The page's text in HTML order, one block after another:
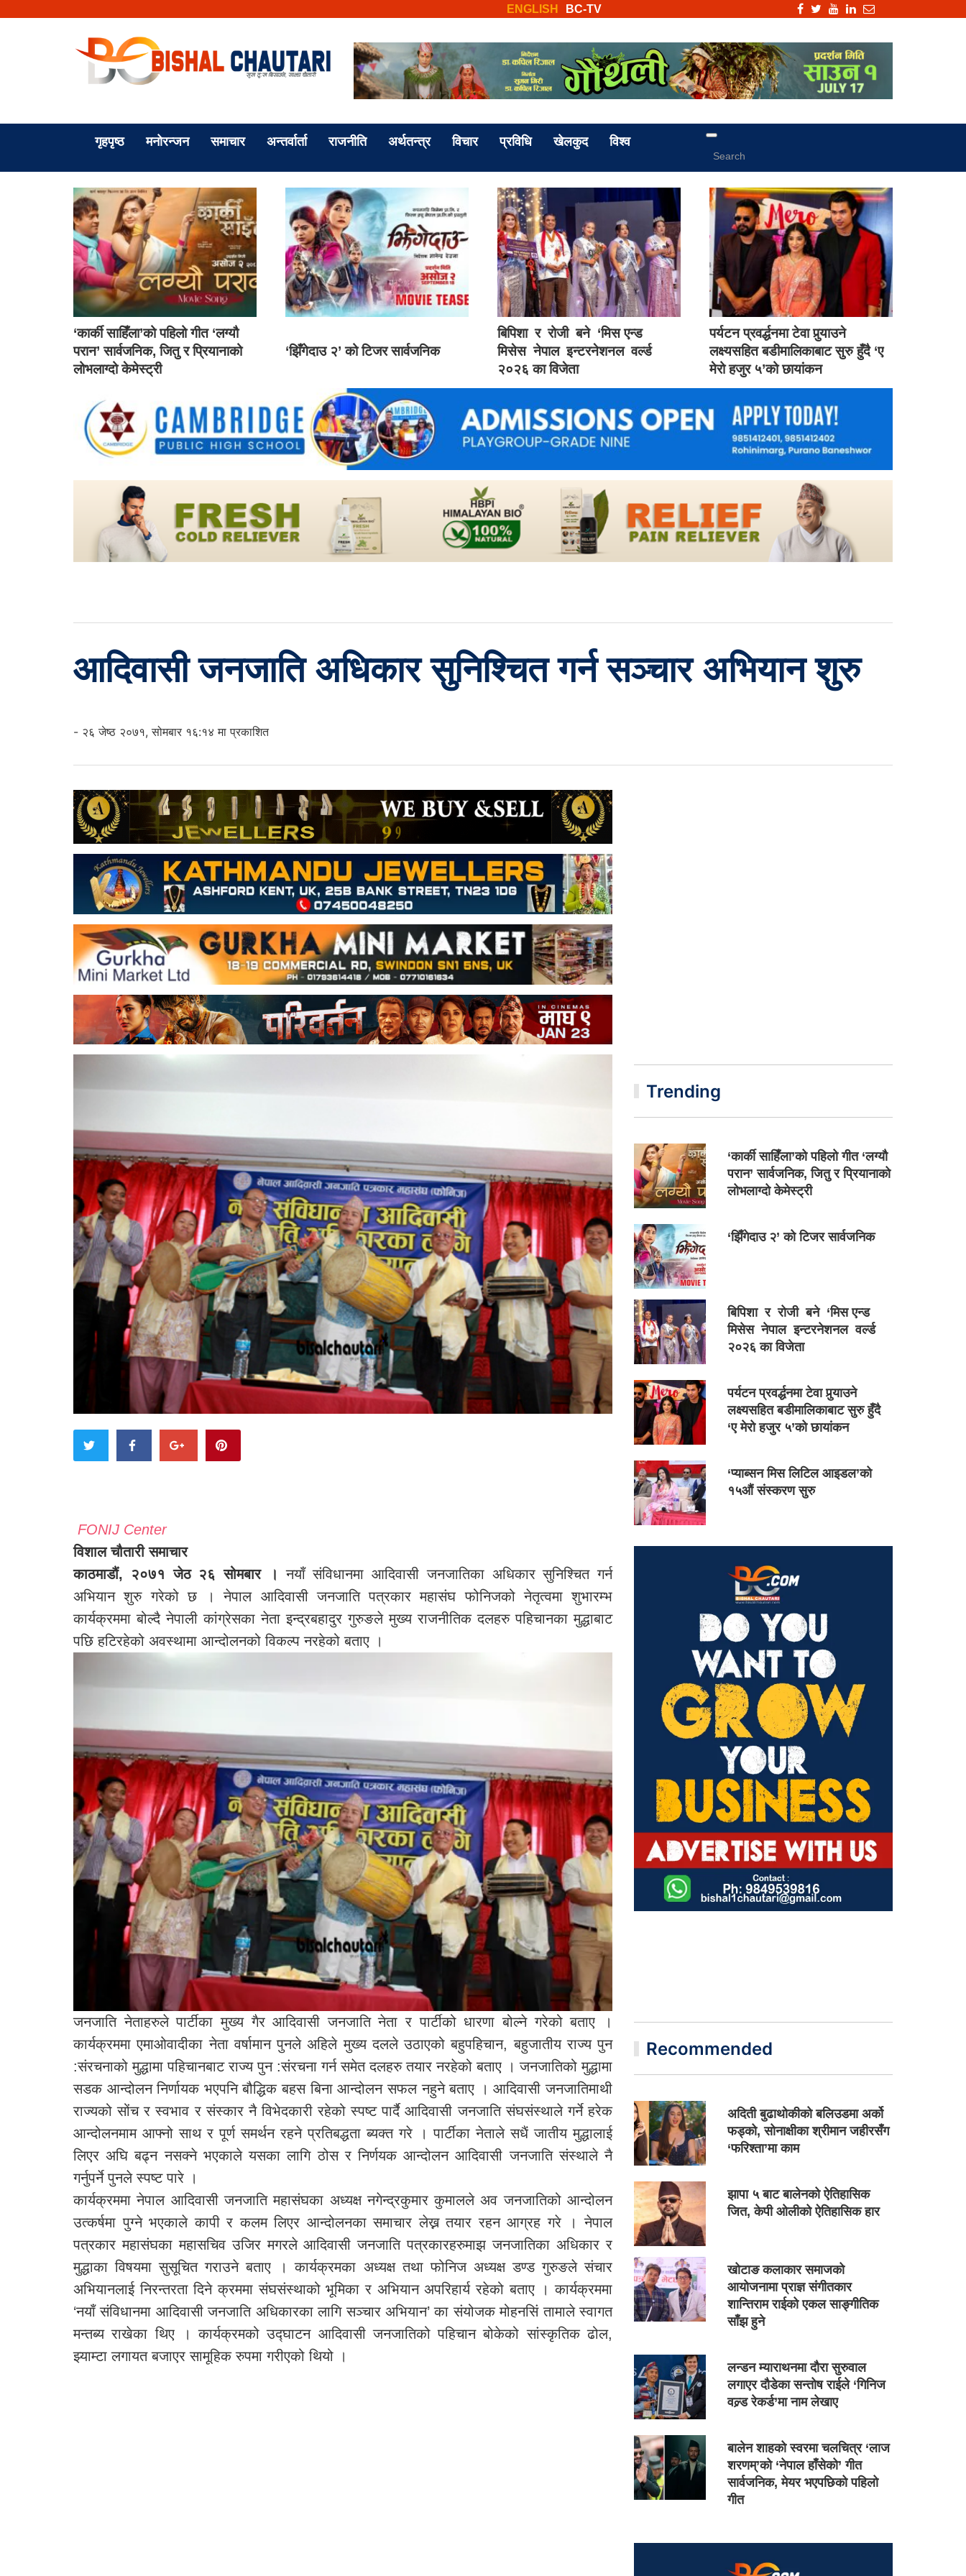
BC-TV
ENGLISH
गृहपृष्ठ मनोरन्जन समाचार अन्तर्वार्ता राजनीति अर्थतन्त्र विचार प्रविधि खेलकुद विश्व
‘कार्की साहिँला’को पहिलो गीत ‘लग्यौ
परान’ सार्वजनिक, जितु र प्रियानाको
लोभलाग्दो केमेस्ट्री
‘झिँगेदाउ २’ को टिजर सार्वजनिक
बिपिशा र रोजी बने ‘मिस एन्ड
मिसेस नेपाल इन्टरनेशनल वर्ल्ड
२०२६ का विजेता
पर्यटन प्रवर्द्धनमा टेवा पुर्‍याउने
लक्ष्यसहित बडीमालिकाबाट सुरु हुँदै ‘ए
मेरो हजुर ५’को छायांकन
आदिवासी जनजाति अधिकार सुनिश्चित गर्न सञ्चार अभियान शुरु
- २६ जेष्ठ २०७१, सोमबार १६:१४ मा प्रकाशित
FONIJ Center
विशाल चौतारी समाचार
काठमाडौं, २०७१ जेठ २६ सोमबार । नयाँ संविधानमा आदिवासी जनजातिका अधिकार सुनिश्चित गर्न
अभियान शुरु गरेको छ । नेपाल आदिवासी जनजाति पत्रकार महासंघ फोनिजको नेतृत्वमा शुभारम्भ
कार्यक्रममा बोल्दै नेपाली कांग्रेसका नेता इन्द्रबहादुर गुरुङले मुख्य राजनीतिक दलहरु पहिचानका मुद्धाबाट
पछि हटिरहेको अवस्थामा आन्दोलनको विकल्प नरहेको बताए ।
जनजाति नेताहरुले पार्टीका मुख्य गैर आदिवासी जनजाति नेता र पार्टीको धारणा बोल्ने गरेको बताए ।
कार्यक्रममा एमाओवादीका नेता वर्षामान पुनले अहिले मुख्य दलले उठाएको बहुपहिचान, बहुजातीय राज्य पुन
:संरचनाको मुद्धामा पहिचानबाट राज्य पुन :संरचना गर्न समेत दलहरु तयार नरहेको बताए । जनजातिको मुद्धामा
सडक आन्दोलन निर्णायक भएपनि बौद्धिक बहस बिना आन्दोलन सफल नहुने बताए । आदिवासी जनजातिमाथी
राज्यको सोंच र स्वभाव र संस्कार नै विभेदकारी रहेको स्पष्ट पार्दै आदिवासी जनजाति संघसंस्थाले गर्ने हरेक
आन्दोलनमाम आफ्नो साथ र पूर्ण समर्थन रहने प्रतिबद्धता ब्यक्त गरे । पार्टीका नेताले सधैं जातीय मुद्धालाई
लिएर अघि बढ्न नसक्ने भएकाले यसका लागि ठोस र निर्णयक आन्दोलन आदिवासी जनजाति संस्थाले नै
गर्नुपर्ने पुनले स्पष्ट पारे ।
कार्यक्रममा नेपाल आदिवासी जनजाति महासंघका अध्यक्ष नगेन्द्रकुमार कुमालले अव जनजातिको आन्दोलन
उत्कर्षमा पुग्ने भएकाले कापी र कलम लिएर आन्दोलनका समाचार लेख्न तयार रहन आग्रह गरे । नेपाल
पत्रकार महासंघका महासचिव उजिर मगरले आदिवासी जनजाति पत्रकारहरुमाझ जनजातिका अधिकार र
मुद्धाका विषयमा सुसूचित गराउने बताए । कार्यक्रमका अध्यक्ष तथा फोनिज अध्यक्ष डण्ड गुरुङले संचार
अभियानलाई निरन्तरता दिने क्रममा संघसंस्थाको भूमिका र अभियान अपरिहार्य रहेको बताए । कार्यक्रममा
‘नयाँ संविधानमा आदिवासी जनजाति अधिकारका लागि सञ्चार अभियान’ का संयोजक मोहनसिं तामाले स्वागत
मन्तब्य राखेका थिए । कार्यक्रमको उद्घाटन आदिवासी जनजातिको पहिचान बोकेको सांस्कृतिक ढोल,
झ्याम्टा लगायत बजाएर सामूहिक रुपमा गरीएको थियो ।
Trending
‘कार्की साहिँला’को पहिलो गीत ‘लग्यौ
परान’ सार्वजनिक, जितु र प्रियानाको
लोभलाग्दो केमेस्ट्री
‘झिँगेदाउ २’ को टिजर सार्वजनिक
बिपिशा र रोजी बने ‘मिस एन्ड
मिसेस नेपाल इन्टरनेशनल वर्ल्ड
२०२६ का विजेता
पर्यटन प्रवर्द्धनमा टेवा पुर्‍याउने
लक्ष्यसहित बडीमालिकाबाट सुरु हुँदै
‘ए मेरो हजुर ५’को छायांकन
‘प्याब्सन मिस लिटिल आइडल’को
१५औं संस्करण सुरु
Recommended
अदिती बुढाथोकीको बलिउडमा अर्को
फड्को, सोनाक्षीका श्रीमान जहीरसँग
‘फरिश्ता’मा काम
झापा ५ बाट बालेनको ऐतिहासिक
जित, केपी ओलीको ऐतिहासिक हार
खोटाङ कलाकार समाजको
आयोजनामा प्राज्ञ संगीतकार
शान्तिराम राईको एकल साङ्गीतिक
साँझ हुने
लन्डन म्याराथनमा दौरा सुरुवाल
लगाएर दौडेका सन्तोष राईले ‘गिनिज
वल्र्ड रेकर्ड’मा नाम लेखाए
बालेन शाहको स्वरमा चलचित्र ‘लाज
शरणम्’को ‘नेपाल हाँसेको’ गीत
सार्वजनिक, मेयर भएपछिको पहिलो
गीत